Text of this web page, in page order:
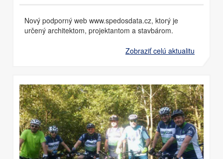
Nový podporný web www.spedosdata.cz, ktorý je
určený architektom, projektantom a stavbárom.
Zobraziť celú aktualitu